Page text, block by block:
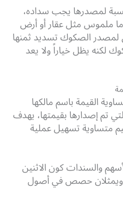
لمصدرها يجب سداده،
ملموس مثل عقار أو أرض
لمصدر الصكوك تسديد ثمنها
لكنه يظل خياراً ولا يعد
القيمة باسم مالكها
تم إصدارها بقيمتها، يهدف
متساوية تسهيل عملية
والسندات كون الاثنين
ويمثلان حصص في أصول